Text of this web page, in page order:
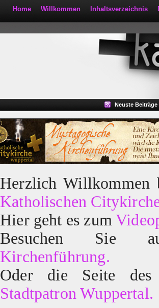
Home Willkommen Inhaltsverzeichnis
Neuste Beiträge
Herzlich
Katholischen
Hier geht es zum
Besuchen
Kirchenführung.
Oder die Seite des
Stadtpatron Wuppertal.